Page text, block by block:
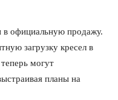
в официальную продажу.
загрузку кресел в
могут
планы на